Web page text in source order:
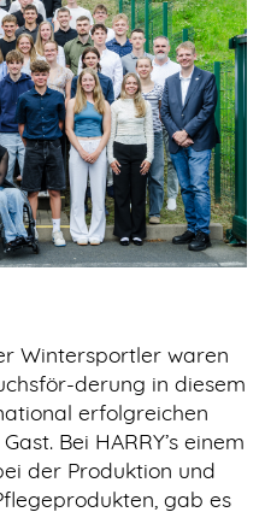
Wintersportler waren
derung in diesem
erfolgreichen
Bei HARRY’s einem
der Produktion und
gab es